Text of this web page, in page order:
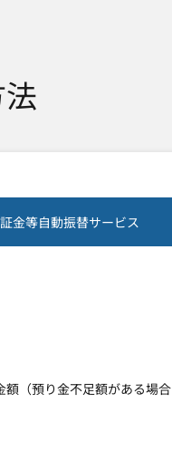
金等自動振替サービス
（預り金不足額がある場合